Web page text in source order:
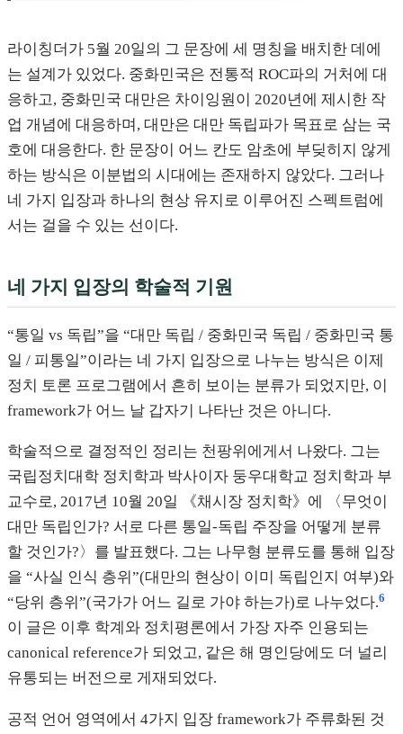
라이칭더가 5월 20일의 그 문장에 세 명칭을 배치한 데에
는 설계가 있었다. 중화민국은 전통적 ROC파의 거처에 대
응하고, 중화민국 대만은 차이잉원이 2020년에 제시한 작
업 개념에 대응하며, 대만은 대만 독립파가 목표로 삼는 국
호에 대응한다. 한 문장이 어느 칸도 암초에 부딪히지 않게
하는 방식은 이분법의 시대에는 존재하지 않았다. 그러나
네 가지 입장과 하나의 현상 유지로 이루어진 스펙트럼에
서는 걸을 수 있는 선이다.
네 가지 입장의 학술적 기원
“통일 vs 독립”을 “대만 독립 / 중화민국 독립 / 중화민국 통
일 / 피통일”이라는 네 가지 입장으로 나누는 방식은 이제
정치 토론 프로그램에서 흔히 보이는 분류가 되었지만, 이
framework가 어느 날 갑자기 나타난 것은 아니다.
학술적으로 결정적인 정리는 천팡위에게서 나왔다. 그는
국립정치대학 정치학과 박사이자 둥우대학교 정치학과 부
교수로, 2017년 10월 20일 《채시장 정치학》에 〈무엇이
대만 독립인가? 서로 다른 통일-독립 주장을 어떻게 분류
할 것인가?〉를 발표했다. 그는 나무형 분류도를 통해 입장
을 “사실 인식 층위”(대만의 현상이 이미 독립인지 여부)와
“당위 층위”(국가가 어느 길로 가야 하는가)로 나누었다.6
이 글은 이후 학계와 정치평론에서 가장 자주 인용되는
canonical reference가 되었고, 같은 해 명인당에도 더 널리
유통되는 버전으로 게재되었다.
공적 언어 영역에서 4가지 입장 framework가 주류화된 것